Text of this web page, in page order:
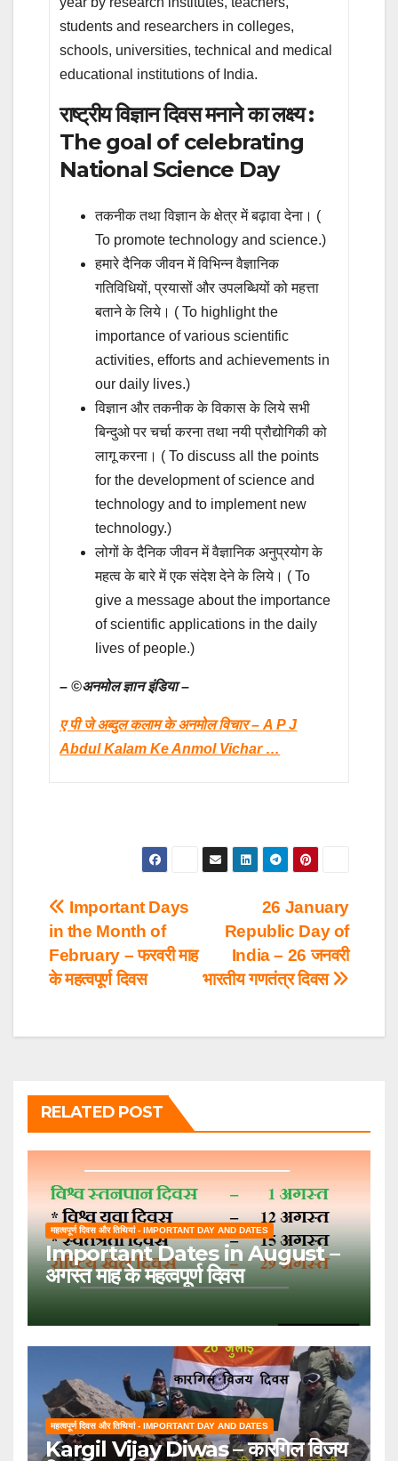
students and researchers in colleges,
schools, universities, technical and medical
educational institutions of India.
राष्ट्रीय विज्ञान दिवस मनाने का लक्ष्य :
The goal of celebrating
National Science Day
तकनीक तथा विज्ञान के क्षेत्र में बढ़ावा देना। (
To promote technology and science.)
हमारे दैनिक जीवन में विभिन्न वैज्ञानिक
गतिविधियों, प्रयासों और उपलब्धियों को महत्ता
बताने के लिये। ( To highlight the
importance of various scientific
activities, efforts and achievements in
our daily lives.)
विज्ञान और तकनीक के विकास के लिये सभी
बिन्दुओ पर चर्चा करना तथा नयी प्रौद्योगिकी को
लागू करना। ( To discuss all the points
for the development of science and
technology and to implement new
technology.)
लोगों के दैनिक जीवन में वैज्ञानिक अनुप्रयोग के
महत्व के बारे में एक संदेश देने के लिये। ( To
give a message about the importance
of scientific applications in the daily
lives of people.)
–©अनमोल ज्ञान इंडिया –
ए पी जे अब्दुल कलाम के अनमोल विचार – A P J
Abdul Kalam Ke Anmol Vichar …
Post
navigation
26 January
Republic Day of
India – 26 जनवरी
भारतीय गणतंत्र दिवस
Important Days
in the Month of
February – फरवरी माह
के महत्वपूर्ण दिवस
RELATED POST
महत्वपूर्ण दिवस और तिथियां - IMPORTANT DAY AND DATES
Important Dates in August –
अगस्त माह के महत्वपूर्ण दिवस
महत्वपूर्ण दिवस और तिथियां - IMPORTANT DAY AND DATES
Kargil Vijay Diwas – कारगिल विजय